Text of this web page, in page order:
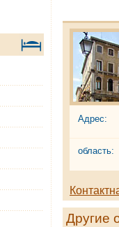
Адрес:
область:
Другие